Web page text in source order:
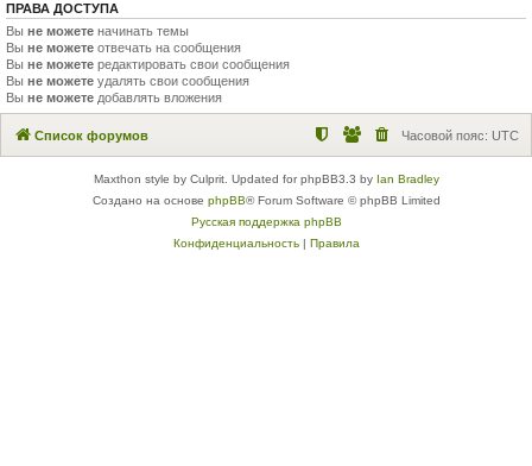
ПРАВА ДОСТУПА
Вы не можете начинать темы
Вы не можете отвечать на сообщения
Вы не можете редактировать свои сообщения
Вы не можете удалять свои сообщения
Вы не можете добавлять вложения
Список форумов Часовой пояс: UTC
Maxthon style by Culprit. Updated for phpBB3.3 by Ian Bradley
Создано на основе phpBB® Forum Software © phpBB Limited
Русская поддержка phpBB
Конфиденциальность| Правила